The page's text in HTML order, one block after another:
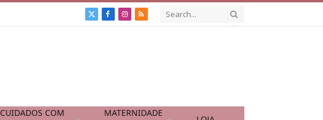
X
Facebook
Instagram
RSS
CUIDADOS COM
MATERNIDADE